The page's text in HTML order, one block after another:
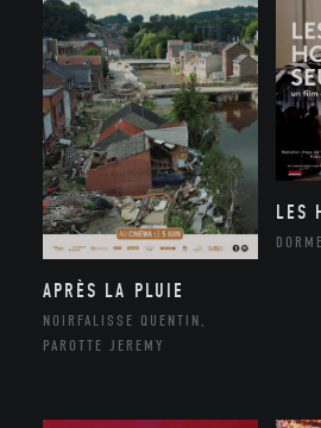
APRÈS LA PLUIE
NOIRFALISSE QUENTIN,
PAROTTE JEREMY
LES